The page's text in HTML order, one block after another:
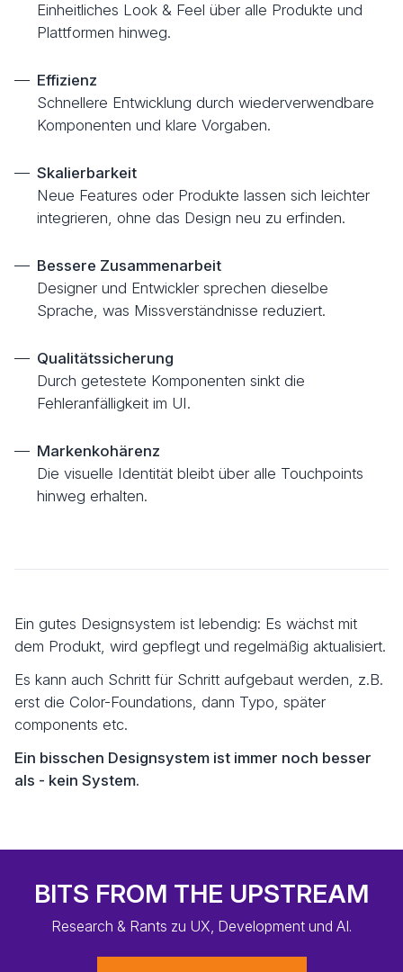
Einheitliches Look & Feel über alle Produkte und
Plattformen hinweg.
Effizienz
Schnellere Entwicklung durch wiederverwendbare
Komponenten und klare Vorgaben.
Skalierbarkeit
Neue Features oder Produkte lassen sich leichter
integrieren, ohne das Design neu zu erfinden.
Bessere Zusammenarbeit
Designer und Entwickler sprechen dieselbe
Sprache, was Missverständnisse reduziert.
Qualitätssicherung
Durch getestete Komponenten sinkt die
Fehleranfälligkeit im UI.
Markenkohärenz
Die visuelle Identität bleibt über alle Touchpoints
hinweg erhalten.
Ein gutes Designsystem ist lebendig: Es wächst mit
dem Produkt, wird gepflegt und regelmäßig aktualisiert.
Es kann auch Schritt für Schritt aufgebaut werden, z.B.
erst die Color-Foundations, dann Typo, später
components etc.
Ein bisschen Designsystem ist immer noch besser
als - kein System.
BITS FROM THE UPSTREAM
Research & Rants zu UX, Development und AI.